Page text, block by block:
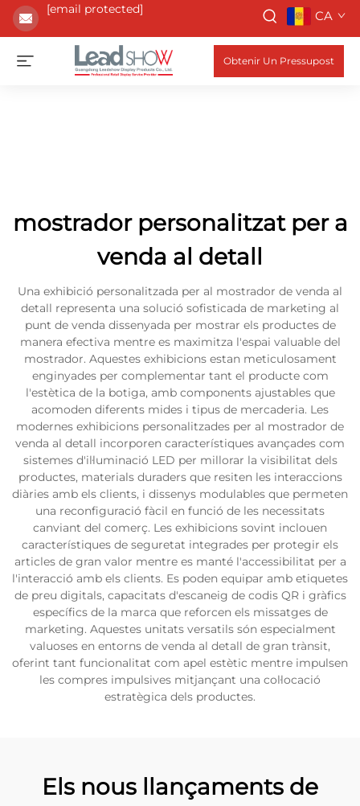
[email protected] CA
Obtenir Un Pressupost
mostrador personalitzat per a
venda al detall
Una exhibició personalitzada per al mostrador de venda al
detall representa una solució sofisticada de marketing al
punt de venda dissenyada per mostrar els productes de
manera efectiva mentre es maximitza l'espai valuable del
mostrador. Aquestes exhibicions estan meticulosament
enginyades per complementar tant el producte com
l'estètica de la botiga, amb components ajustables que
acomoden diferents mides i tipus de mercaderia. Les
modernes exhibicions personalitzades per al mostrador de
venda al detall incorporen característiques avançades com
sistemes d'il·luminació LED per millorar la visibilitat dels
productes, materials duraders que resiten les interaccions
diàries amb els clients, i dissenys modulables que permeten
una reconfiguració fàcil en funció de les necessitats
canviant del comerç. Les exhibicions sovint inclouen
característiques de seguretat integrades per protegir els
articles de gran valor mentre es manté l'accessibilitat per a
l'interacció amb els clients. Es poden equipar amb etiquetes
de preu digitals, capacitats d'escaneig de codis QR i gràfics
específics de la marca que reforcen els missatges de
marketing. Aquestes unitats versatils són especialment
valuoses en entorns de venda al detall de gran trànsit,
oferint tant funcionalitat com apel estètic mentre impulsen
les compres impulsives mitjançant una col·locació
estratègica dels productes.
Els nous llançaments de